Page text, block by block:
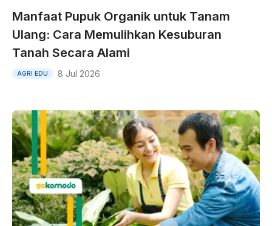
Manfaat Pupuk Organik untuk Tanam
Ulang: Cara Memulihkan Kesuburan
Tanah Secara Alami
AGRI EDU 8 Jul 2026